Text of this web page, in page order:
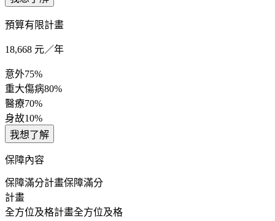
預算有限計畫
18,668 元／年
意外75%
重大傷病80%
醫療70%
身故10%
我想了解
保障內容
保障滿分計畫保障滿分
計畫
全方位及格計畫全方位及格